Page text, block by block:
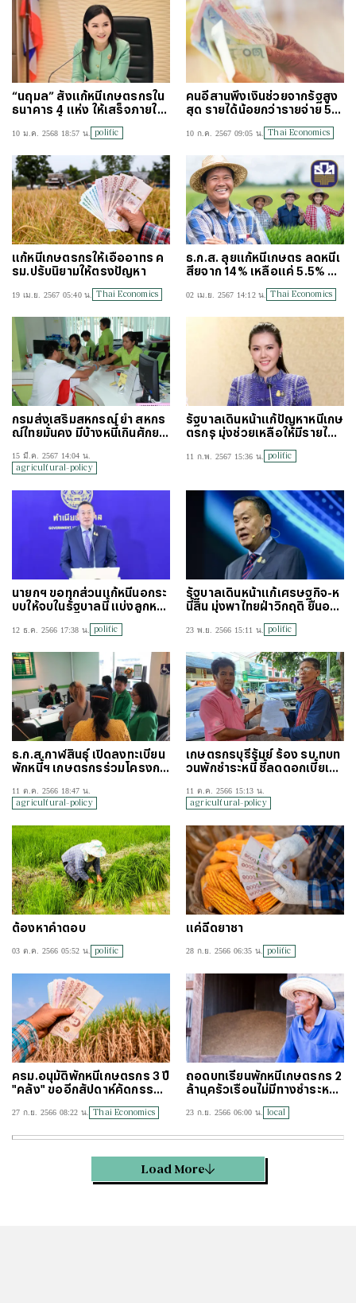
“นฤมล” สั่งแก้หนี้เกษตรกรใน
ธนาคาร 4 แห่ง ให้เสร็จภายใน
10 ม.ค. 2568 18:57 น. politic
คนอีสานพึ่งเงินช่วยจากรัฐสูง
สุด รายได้น้อยกว่ารายจ่าย 5,3
10 ก.ค. 2567 09:05 น. Thai Economics
แก้หนี้เกษตรกรให้เอื้ออาทร ค
รม.ปรับนิยามให้ตรงปัญหา
19 เม.ย. 2567 05:40 น. Thai Economics
ธ.ก.ส. ลุยแก้หนี้เกษตร ลดหนี้เ
สียจาก 14% เหลือแค่ 5.5% ดึง
02 เม.ย. 2567 14:12 น. Thai Economics
กรมส่งเสริมสหกรณ์ ย้ำ สหกร
ณ์ไทยมั่นคง มีบ้างหนี้เกินศักยภ
15 มี.ค. 2567 14:04 น.
agricultural-policy
รัฐบาลเดินหน้าแก้ปัญหาหนี้เกษ
ตรกร มุ่งช่วยเหลือให้มีรายได้อ
11 ก.พ. 2567 15:36 น. politic
นายกฯ ขอทุกส่วนแก้หนี้นอกระ
บบให้จบในรัฐบาลนี้ แบ่งลูกหนี้
12 ธ.ค. 2566 17:38 น. politic
รัฐบาลเดินหน้าแก้เศรษฐกิจ-ห
นี้สิน มุ่งพาไทยฝ่าวิกฤติ ยืนอย่า
23 พ.ย. 2566 15:11 น. politic
ธ.ก.ส.กาฬสินธุ์ เปิดลงทะเบียน
พักหนี้ฯ เกษตรกรร่วมโครงกา
11 ต.ค. 2566 18:47 น.
agricultural-policy
เกษตรกรบุรีรัมย์ ร้อง รบ.ทบท
วนพักชำระหนี้ ชี้ลดดอกเบี้ยเห
11 ต.ค. 2566 15:13 น.
agricultural-policy
ต้องหาคำตอบ
03 ต.ค. 2566 05:52 น. politic
แค่ฉีดยาชา
28 ก.ย. 2566 06:35 น. politic
ครม.อนุมัติพักหนี้เกษตรกร 3 ปี
"คลัง" ขออีกสัปดาห์คัดกรรมก
27 ก.ย. 2566 08:22 น. Thai Economics
ถอดบทเรียนพักหนี้เกษตรกร 2
ล้านครัวเรือนไม่มีทางชำระหนี้ห
23 ก.ย. 2566 06:00 น. local
Load More